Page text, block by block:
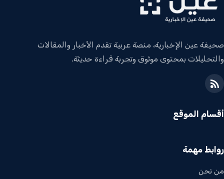
صحيفة عين الإخبارية، منصة عربية تقدم الأخبار والمقالات
والتحليلات بمحتوى موثوق وتجربة قراءة حديثة.
أقسام الموقع
روابط مهمة
من نحن